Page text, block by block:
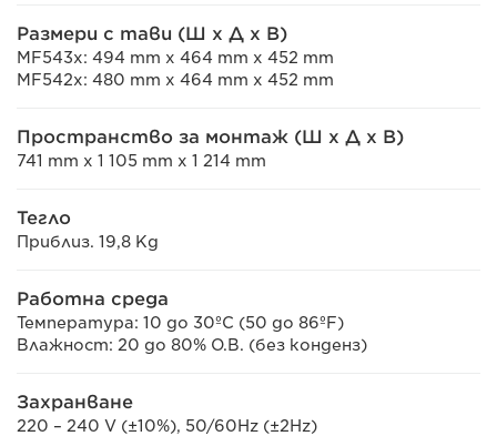
Размери с тави (Ш x Д x В)
MF543x: 494 mm x 464 mm x 452 mm
MF542x: 480 mm x 464 mm x 452 mm
Пространство за монтаж (Ш x Д x В)
741 mm x 1 105 mm x 1 214 mm
Тегло
Приблиз. 19,8 Kg
Работна среда
Температура: 10 до 30ºC (50 до 86ºF)
Влажност: 20 до 80% О.В. (без конденз)
Захранване
220 – 240 V (±10%), 50/60Hz (±2Hz)